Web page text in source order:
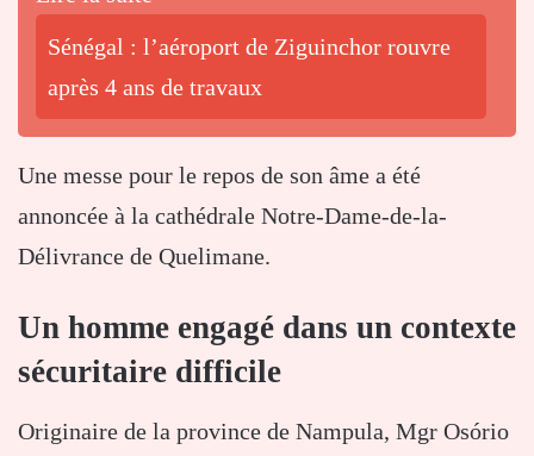
Sénégal : l’aéroport de Ziguinchor rouvre
après 4 ans de travaux
Une messe pour le repos de son âme a été
annoncée à la cathédrale Notre-Dame-de-la-
Délivrance de Quelimane.
Un homme engagé dans un contexte
sécuritaire difficile
Originaire de la province de Nampula, Mgr Osório